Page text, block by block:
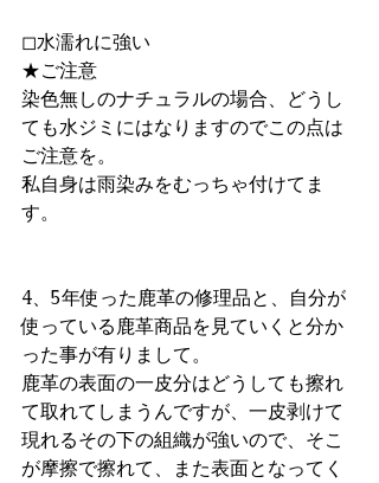
◻水濡れに強い
★ご注意
染色無しのナチュラルの場合、どうし
ても水ジミにはなりますのでこの点は
ご注意を。
私自身は雨染みをむっちゃ付けてま
す。
4、5年使った鹿革の修理品と、自分が
使っている鹿革商品を見ていくと分か
った事が有りまして。
鹿革の表面の一皮分はどうしても擦れ
て取れてしまうんですが、一皮剥けて
現れるその下の組織が強いので、そこ
が摩擦で擦れて、また表面となってく